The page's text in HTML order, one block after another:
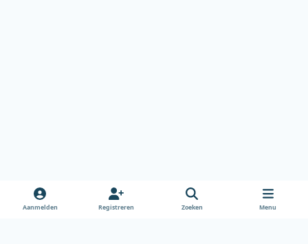
Aanmelden Registreren Zoeken Menu